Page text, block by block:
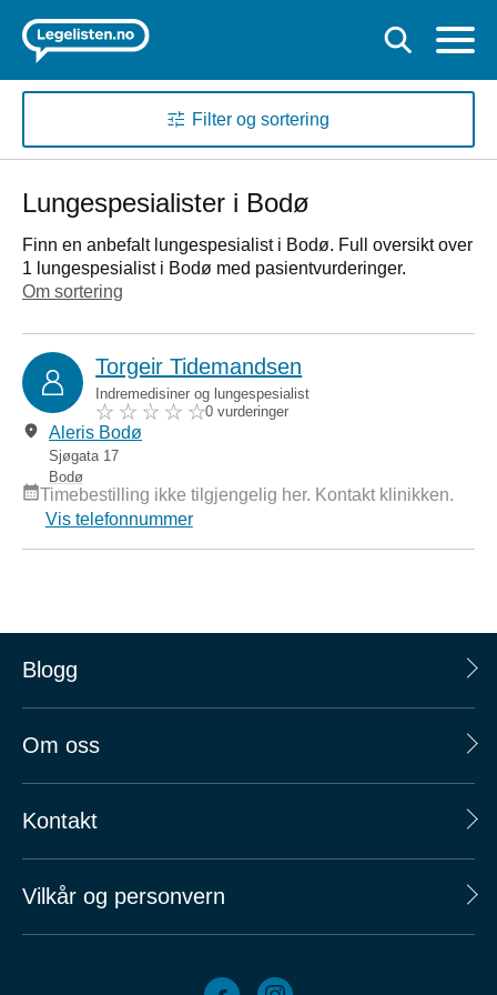
Filter og sortering
Lungespesialister i Bodø
Finn en anbefalt lungespesialist i Bodø. Full oversikt over
1 lungespesialist i Bodø med pasientvurderinger.
Om sortering
Torgeir Tidemandsen
Indremedisiner og lungespesialist
0 vurderinger
Aleris Bodø
Sjøgata 17
Bodø
Timebestilling ikke tilgjengelig her. Kontakt klinikken.
Vis telefonnummer
Blogg
Om oss
Kontakt
Vilkår og personvern